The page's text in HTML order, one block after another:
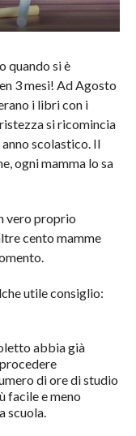
quando si è
3 mesi! Ad Agosto
i libri con i
si ricomincia
scolastico. Il
ogni mamma lo sa
vero proprio
cento mamme
utile consiglio:
abbia già
di ore di studio
facile e meno
scuola.